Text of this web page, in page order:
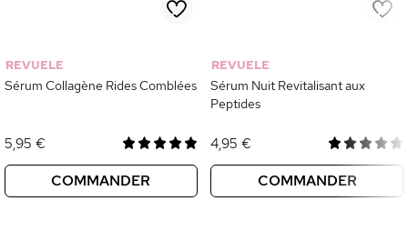
REVUELE
Sérum Collagène Rides Comblées
5,95 €
COMMANDER
REVUELE
Sérum Nuit Revitalisant aux
Peptides
4,95 €
COMMANDER